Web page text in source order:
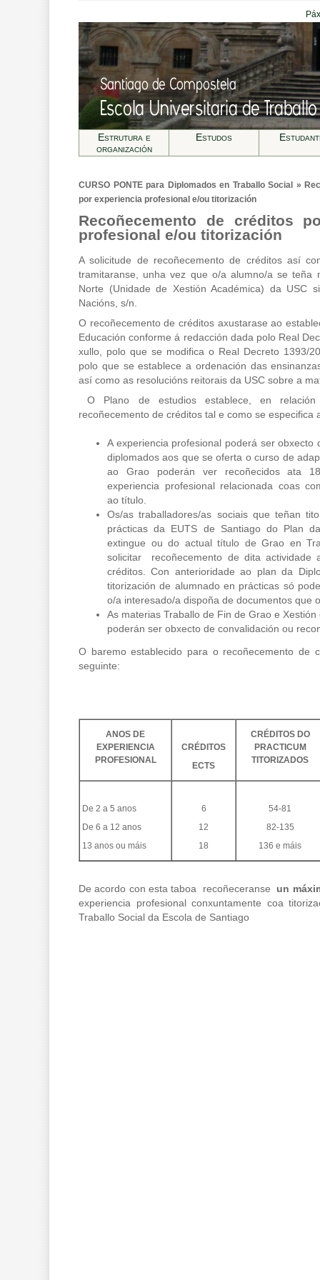
Estrutura e
organización
Estudos
CURSO PONTE para Diplomados en Traballo Social »
por experiencia profesional e/ou titorización
Recoñecemento de créditos
profesional e/ou titorización
A solicitude de recoñecemento de créditos así
tramitaranse, unha vez que o/a alumno/a se teña
Norte (Unidade de Xestión Académica) da USC
Nacións, s/n.
O recoñecemento de créditos axustarase ao
Educación conforme á redacción dada polo Real
xullo, polo que se modifica o Real Decreto 1393/
polo que se establece a ordenación das
así como as resolucións reitorais da USC sobre a
O Plano de estudios establece, en
recoñecemento de créditos tal e como se especifica
A experiencia profesional poderá ser obxecto
diplomados aos que se oferta o curso de
ao Grao poderán ver recoñecidos ata
experiencia profesional relacionada coas
ao título.
Os/as traballadores/as sociais que teñan
prácticas da EUTS de Santiago do Plan
extingue ou do actual título de Grao en
solicitar recoñecemento de dita actividade
créditos. Con anterioridade ao plan da
titorización de alumnado en prácticas só
o/a interesado/a dispoña de documentos que
As materias Traballo de Fin de Grao e
poderán ser obxecto de convalidación ou
O baremo establecido para o recoñecemento de
seguinte:
ANOS DE
EXPERIENCIA
PROFESIONAL
CRÉDITOS
ECTS
CRÉDITOS DO
PRACTICUM
TITORIZADOS
De 2 a 5 anos
De 6 a 12 anos
13 anos ou máis
6
12
18
54-81
82-135
136 e máis
De acordo con esta taboa recoñeceranse
un
experiencia profesional conxuntamente coa
Traballo Social da Escola de Santiago